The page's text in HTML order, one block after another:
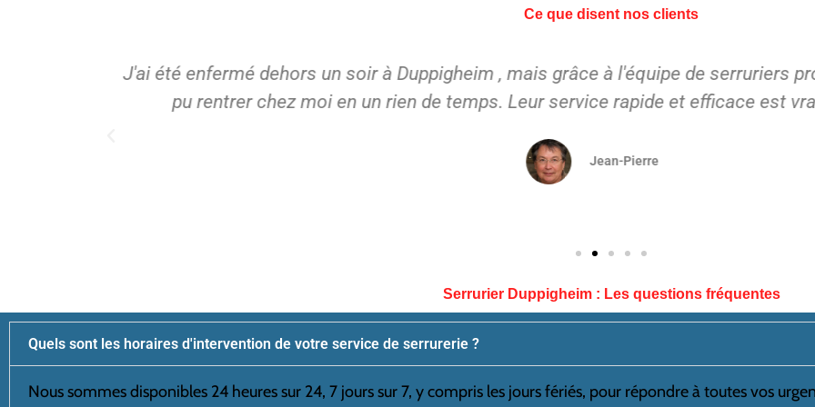
Ce que disent nos clients
J'ai fait appel à Bs artisan pour installer une nouvelle serrure sur ma porte
travail et m'a expliqué en détail le fonctionnement de la nouvelle serrure. Je me
Serrurier Duppigheim : Les questions fréquentes
Quels sont les horaires d'intervention de votre service de serrurerie ?
Nous sommes disponibles 24 heures sur 24, 7 jours sur 7, y compris les jours fériés, pour répondre à toutes vos